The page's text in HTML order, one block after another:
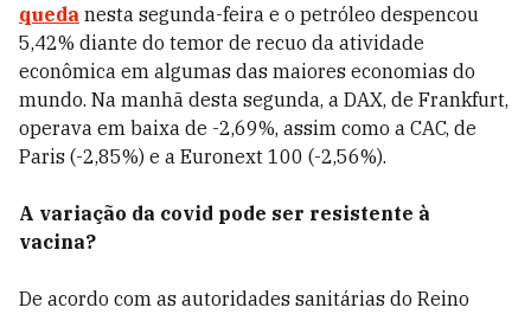
queda nesta segunda-feira e o petróleo despencou
5,42% diante do temor de recuo da atividade
econômica em algumas das maiores economias do
mundo. Na manhã desta segunda, a DAX, de Frankfurt,
operava em baixa de -2,69%, assim como a CAC, de
Paris (-2,85%) e a Euronext 100 (-2,56%).
A variação da covid pode ser resistente à
vacina?
De acordo com as autoridades sanitárias do Reino